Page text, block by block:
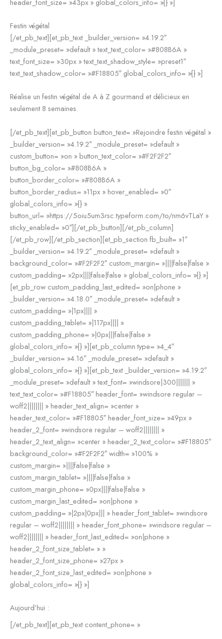
Festin végétal
[/et_pb_text][et_pb_text _builder_version= »4.19.2″
_module_preset= »default » text_text_color= »#808B6A »
text_font_size= »30px » text_text_shadow_style= »preset1″
text_text_shadow_color= »#F18805″ global_colors_info= »{} »]
Réalise un festin végétal de A à Z gourmand et délicieux en
seulement 8 semaines.
[/et_pb_text][et_pb_button button_text= »Rejoindre festin végétal »
_builder_version= »4.19.2″ _module_preset= »default »
custom_button= »on » button_text_color= »#F2F2F2″
button_bg_color= »#808B6A »
button_border_color= »#808B6A »
button_border_radius= »11px » hover_enabled= »0″
global_colors_info= »{} »
button_url= »https://5oiu5um3rsc.typeform.com/to/nm6vTLaY »
sticky_enabled= »0″][/et_pb_button][/et_pb_column]
[/et_pb_row][/et_pb_section][et_pb_section fb_built= »1″
_builder_version= »4.19.2″ _module_preset= »default »
background_color= »#F2F2F2″ custom_margin= »||||false|false »
custom_padding= »2px||||false|false » global_colors_info= »{} »]
[et_pb_row custom_padding_last_edited= »on|phone »
_builder_version= »4.18.0″ _module_preset= »default »
custom_padding= »|1px|||| »
custom_padding_tablet= »|117px|||| »
custom_padding_phone= »|0px|||false|false »
global_colors_info= »{} »][et_pb_column type= »4_4″
_builder_version= »4.16″ _module_preset= »default »
global_colors_info= »{} »][et_pb_text _builder_version= »4.19.2″
_module_preset= »default » text_font= »windsore|300||||||| »
text_text_color= »#F18805″ header_font= »windsore regular –
woff2|||||||| » header_text_align= »center »
header_text_color= »#F18805″ header_font_size= »49px »
header_2_font= »windsore regular – woff2|||||||| »
header_2_text_align= »center » header_2_text_color= »#F18805″
background_color= »#F2F2F2″ width= »100% »
custom_margin= »||||false|false »
custom_margin_tablet= »||||false|false »
custom_margin_phone= »0px||||false|false »
custom_margin_last_edited= »on|phone »
custom_padding= »|2px|0px||| » header_font_tablet= »windsore
regular – woff2|||||||| » header_font_phone= »windsore regular –
woff2|||||||| » header_font_last_edited= »on|phone »
header_2_font_size_tablet= » »
header_2_font_size_phone= »27px »
header_2_font_size_last_edited= »on|phone »
global_colors_info= »{} »]
Aujourd’hui :
[/et_pb_text][et_pb_text content_phone= »